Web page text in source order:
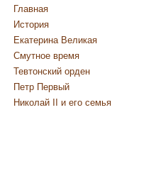
Главная
История
Екатерина Великая
Смутное время
Тевтонский орден
Петр Первый
Николай II и его семья